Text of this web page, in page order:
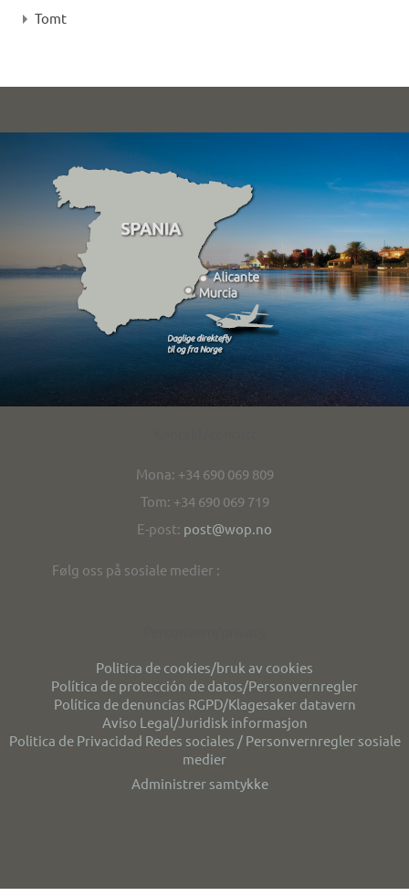
Tomt
Mona: +34 690 069 809
Tom: +34 690 069 719
E-post: post@wop.no
Følg oss på sosiale medier :
Politica de cookies/bruk av cookies
Política de protección de datos/Personvernregler
Política de denuncias RGPD/Klagesaker datavern
Aviso Legal/Juridisk informasjon
Politica de Privacidad Redes sociales / Personvernregler sosiale
medier
Administrer samtykke